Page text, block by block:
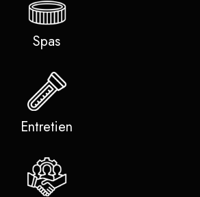
Spas
Entretien